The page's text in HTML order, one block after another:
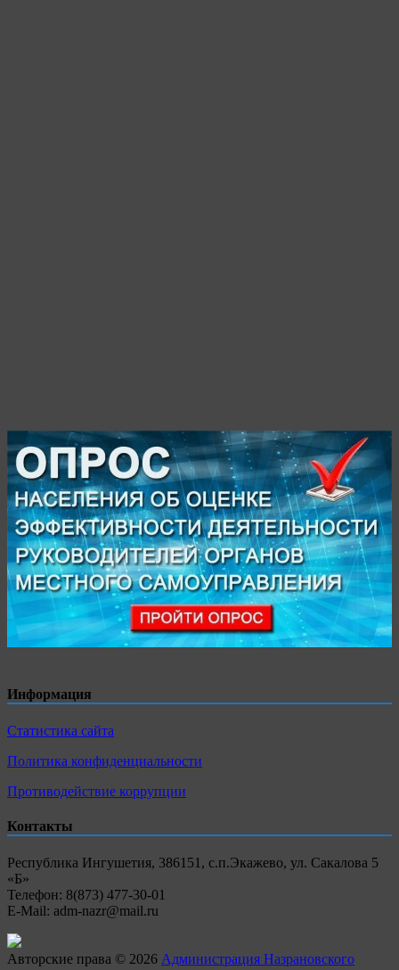
Информация
Статистика сайта
Политика конфиденциальности
Противодействие коррупции
Контакты
Республика Ингушетия, 386151, с.п.Экажево, ул. Сакалова 5
«Б»
Телефон: 8(873) 477-30-01
E-Mail: adm-nazr@mail.ru
Авторские права © 2026 Администрация Назрановского